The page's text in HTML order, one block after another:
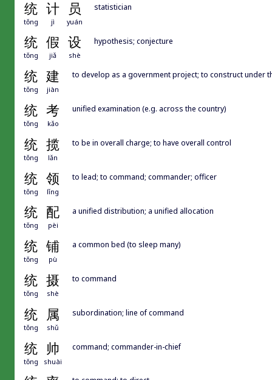
统 计 员
tǒng jì yuán
statistician
统 假 设
tǒng jiǎ shè
hypothesis; conjecture
统 建
tǒng jiàn
to develop as a government project; to construct under
统 考
tǒng kǎo
unified examination (e.g. across the country)
统 揽
tǒng lǎn
to be in overall charge; to have overall control
统 领
tǒng lǐng
to lead; to command; commander; officer
统 配
tǒng pèi
a unified distribution; a unified allocation
统 铺
tǒng pù
a common bed (to sleep many)
统 摄
tǒng shè
to command
统 属
tǒng shǔ
subordination; line of command
统 帅
tǒng shuài
command; commander-in-chief